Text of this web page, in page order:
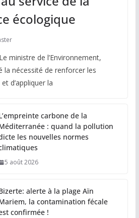
écologique
ministre de l’Environnement,
la nécessité de renforcer les
d’appliquer la
carbone de la
: quand la pollution
les nouvelles normes
5 août 2026
alerte à la plage Aïn
la contamination fécale
confirmée !